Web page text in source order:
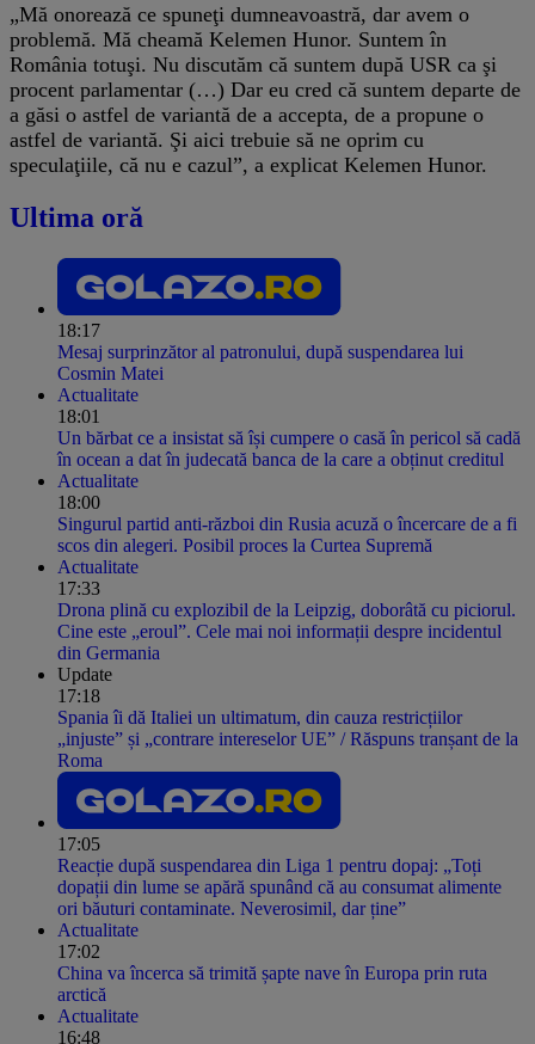
„Mă onorează ce spuneţi dumneavoastră, dar avem o
problemă. Mă cheamă Kelemen Hunor. Suntem în
România totuşi. Nu discutăm că suntem după USR ca şi
procent parlamentar (…) Dar eu cred că suntem departe de
a găsi o astfel de variantă de a accepta, de a propune o
astfel de variantă. Şi aici trebuie să ne oprim cu
speculaţiile, că nu e cazul”, a explicat Kelemen Hunor.
Ultima oră
18:17
Mesaj surprinzător al patronului, după suspendarea lui
Cosmin Matei
Actualitate
18:01
Un bărbat ce a insistat să își cumpere o casă în pericol să cadă
în ocean a dat în judecată banca de la care a obținut creditul
Actualitate
18:00
Singurul partid anti-război din Rusia acuză o încercare de a fi
scos din alegeri. Posibil proces la Curtea Supremă
Actualitate
17:33
Drona plină cu explozibil de la Leipzig, doborâtă cu piciorul.
Cine este „eroul”. Cele mai noi informații despre incidentul
din Germania
Update
17:18
Spania îi dă Italiei un ultimatum, din cauza restricțiilor
„injuste” și „contrare intereselor UE” / Răspuns tranșant de la
Roma
17:05
Reacție după suspendarea din Liga 1 pentru dopaj: „Toți
dopații din lume se apără spunând că au consumat alimente
ori băuturi contaminate. Neverosimil, dar ține”
Actualitate
17:02
China va încerca să trimită șapte nave în Europa prin ruta
arctică
Actualitate
16:48